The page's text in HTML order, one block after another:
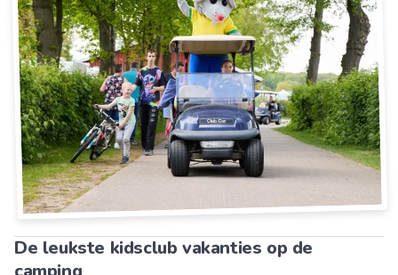
De leukste kidsclub vakanties op de